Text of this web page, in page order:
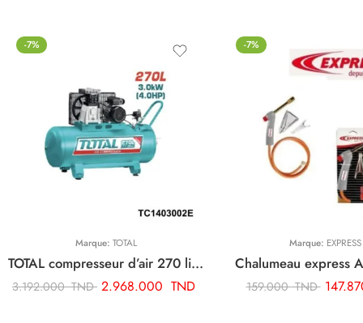
-7%
Marque: TOTAL
TOTAL compresseur d’air 270 litre TC1403002E
3.192.000TND 2.968.000 TND
-7%
Marque: EXPRESS
Chalumeau express
159.000TND